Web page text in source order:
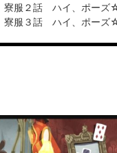
寮服２話 ハイ、ポーズ
寮服３話 ハイ、ポーズ